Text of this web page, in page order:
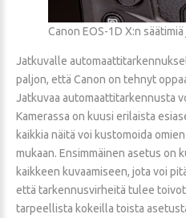
Canon EOS-1D X:n
Jatkuvalle
paljon, että Canon on tehnyt
Jatkuvaa automaattitarkennusta
Kamerassa on kuusi erilaista
kaikkia näitä voi kustomoida
mukaan. Ensimmäinen asetus on
kaikkeen kuvaamiseen, jota voi
että tarkennusvirheitä tulee
tarpeellista kokeilla toista